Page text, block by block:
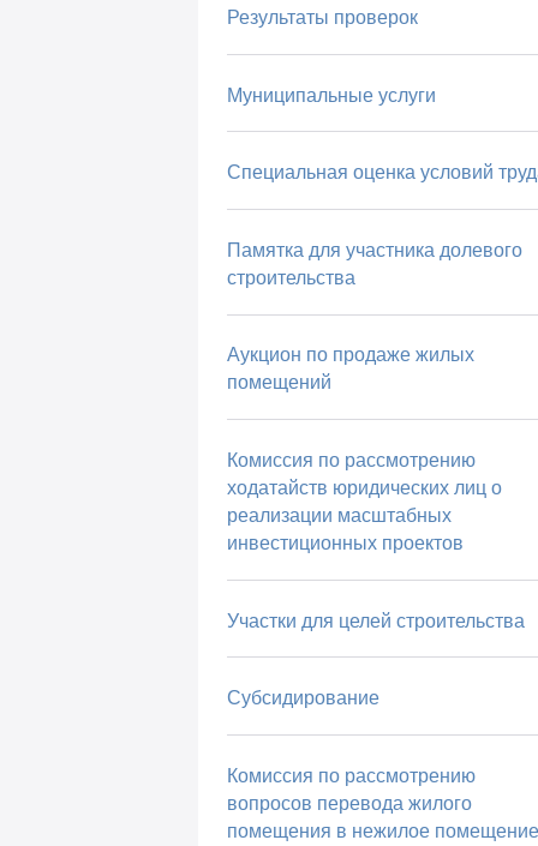
Результаты проверок
Муниципальные услуги
Специальная оценка условий
Памятка для участника долевого
строительства
Аукцион по продаже жилых
помещений
Комиссия по рассмотрению
ходатайств юридических лиц о
реализации масштабных
инвестиционных проектов
Участки для целей строительства
Субсидирование
Комиссия по рассмотрению
вопросов перевода жилого
помещения в нежилое